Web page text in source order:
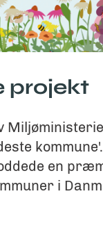
projekt
en
i